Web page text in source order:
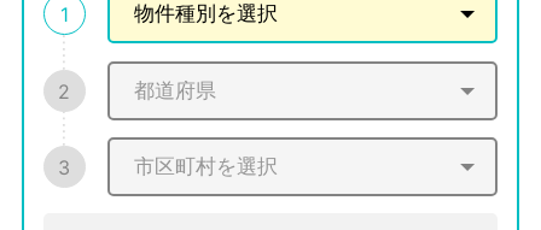
1
2
3